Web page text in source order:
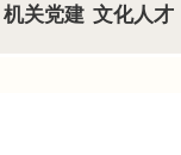
机关党建 文化人才